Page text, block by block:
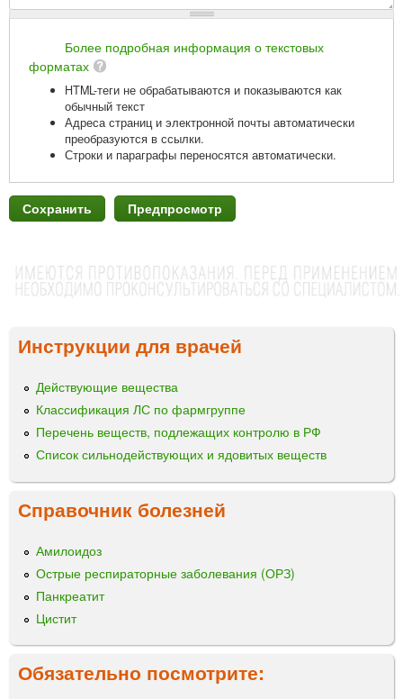
Более подробная информация о текстовых
форматах
HTML-теги не обрабатываются и показываются как
обычный текст
Адреса страниц и электронной почты автоматически
преобразуются в ссылки.
Строки и параграфы переносятся автоматически.
Инструкции для врачей
Действующие вещества
Классификация ЛС по фармгруппе
Перечень веществ, подлежащих контролю в РФ
Список сильнодействующих и ядовитых веществ
Справочник болезней
Амилоидоз
Острые респираторные заболевания (ОРЗ)
Панкреатит
Цистит
Обязательно посмотрите: